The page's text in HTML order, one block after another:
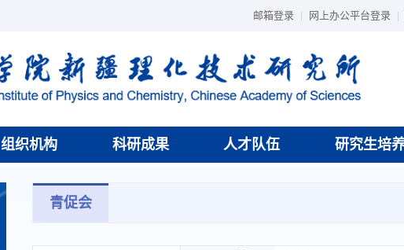
邮箱登录 | 网上办公平台登录 |
组织机构 科研成果 人才队伍 研究生培
青促会